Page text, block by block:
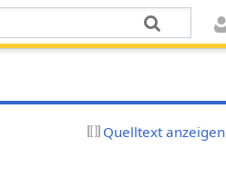
Quelltext anzeigen